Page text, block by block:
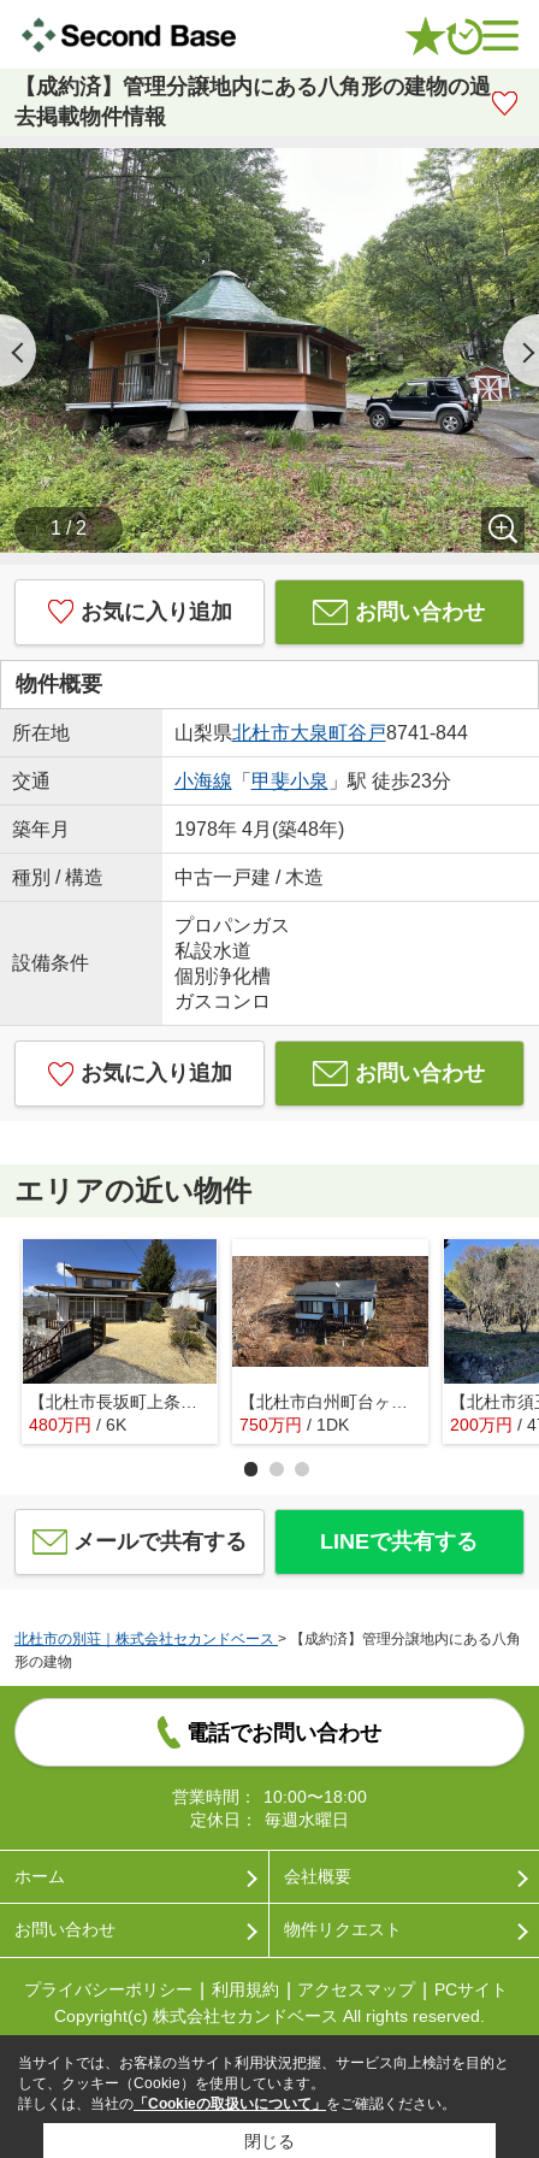
【成約済】管理分譲地内にある八角形の建物の過
去掲載物件情報
1 / 2
お気に入り追加 お問い合わせ
物件概要
所在地 山梨県北杜市大泉町谷戸8741-844
交通 小海線 「 甲斐小泉 」駅 徒歩23分
築年月 1978年 4月(築48年)
種別 / 構造 中古一戸建 / 木造
設備条件
プロパンガス
私設水道
個別浄化槽
ガスコンロ
お気に入り追加 お問い合わせ
エリアの近い物件
【北杜市長坂町上条】生活施設が整っている定住者向けの民家
480万円 / 6K
【北杜市白州町台ヶ原】登山好きの方ににオススメな別荘
750万円 / 1DK 200万円 /
メールで共有する LINEで共有する
北杜市の別荘｜株式会社セカンドベース >
【成約済】管理分譲地内にある八角
形の建物
電話でお問い合わせ
営業時間：
10:00〜18:00
定休日：
毎週水曜日
ホーム 会社概要
お問い合わせ 物件リクエスト
プライバシーポリシー 利用規約 アクセスマップ
PCサイト
Copyright(c) 株式会社セカンドベース All rights reserved.
当サイトでは、お客様の当サイト利用状況把握、サービス向上検討を目的と
して、クッキー（Cookie）を使用しています。
詳しくは、当社の 「Cookieの取扱いについて」 をご確認ください。
閉じる